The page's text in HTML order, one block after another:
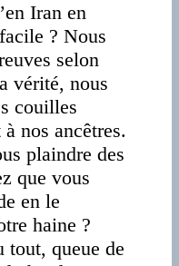
Iran en
? Nous
selon
vérité, nous
couilles
nos ancêtres.
plaindre des
que vous
en le
haine ?
tout, queue de